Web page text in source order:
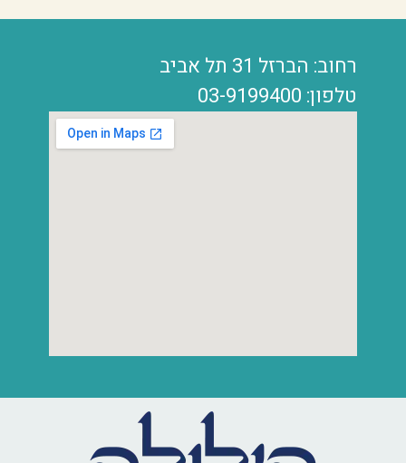
רחוב: הברזל 31 תל אביב
טלפון: 03-9199400